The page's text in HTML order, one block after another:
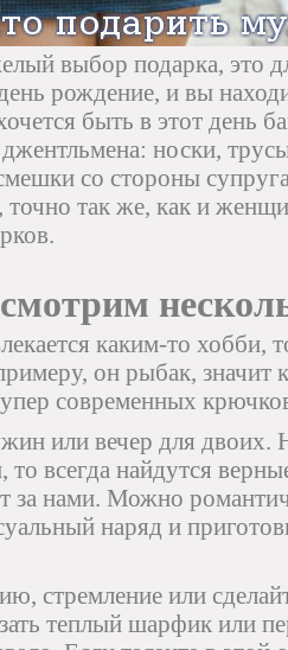
выбор подарка, это
рождение, и вы
быть в этот день
носки,
со стороны
так же, как и
каким-то хобби,
он рыбак, значит
современных
или вечер для двоих.
то всегда найдутся
за нами. Можно
наряд и
стремление или
теплый шарфик или